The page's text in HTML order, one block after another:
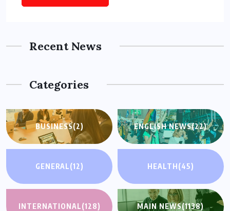
Recent News
Categories
BUSINESS(2) ENGLISH NEWS(22)
GENERAL(12) HEALTH(45)
INTERNATIONAL(128) MAIN NEWS(1138)